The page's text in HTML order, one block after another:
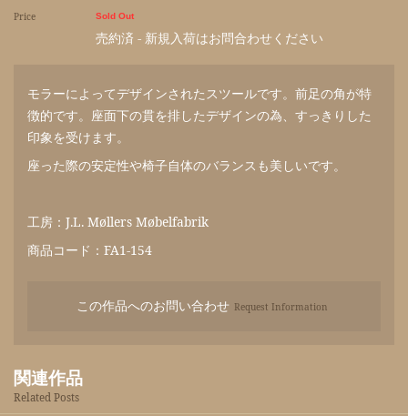
Price Sold Out
売約済 - 新規入荷はお問合わせください
モラーによってデザインされたスツールです。前足の角が特
徴的です。座面下の貫を排したデザインの為、すっきりした
印象を受けます。
座った際の安定性や椅子自体のバランスも美しいです。
工房：J.L. Møllers Møbelfabrik
商品コード：FA1-154
この作品へのお問い合わせ Request Information
関連作品
Related Posts